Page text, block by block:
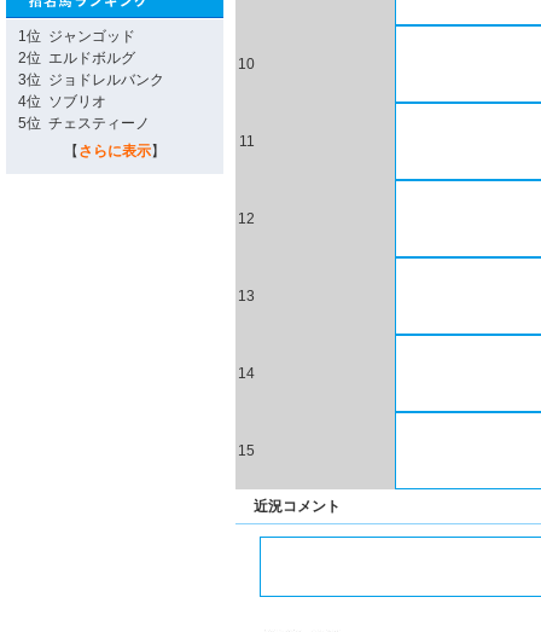
1位 ジャンゴッド
2位 エルドボルグ
3位 ジョドレルバンク
4位 ソブリオ
5位 チェスティーノ
【 さらに表示】
10
11
12
13
14
15
近況コメント